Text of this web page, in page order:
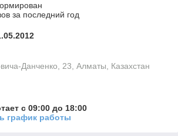
за последний год
Данченко, 23, Алматы, Казахстан
с 09:00 до 18:00
график работы